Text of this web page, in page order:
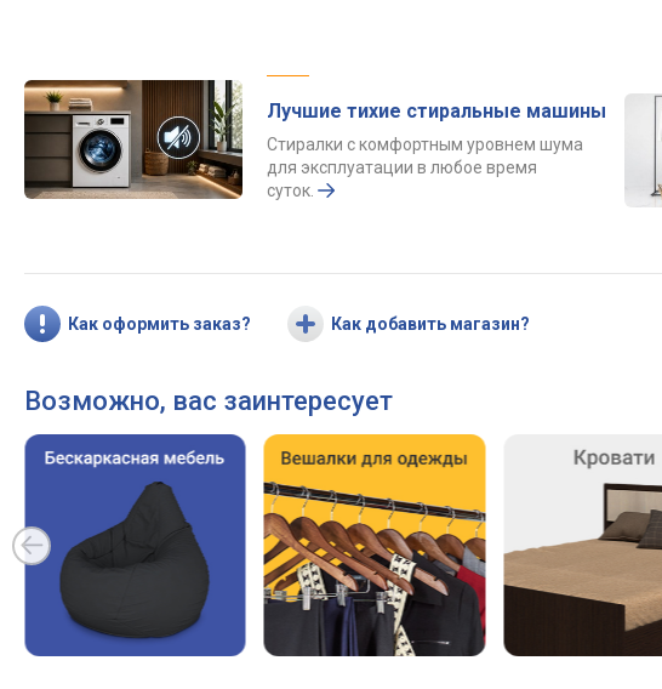
Лучшие тихие стиральные машины
Стиралки с комфортным уровнем шума
для эксплуатации в любое время
суток.
Как оформить заказ? Как добавить магазин?
Возможно, вас заинтересует